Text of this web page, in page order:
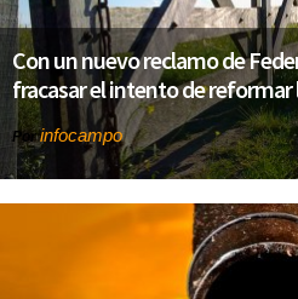
Con un nuevo reclamo de
fracasar el intento de reformar
Porinfocampo